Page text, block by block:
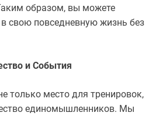
образом, вы можете
в свою повседневную жизнь без
и События
только место для тренировок,
единомышленников. Мы